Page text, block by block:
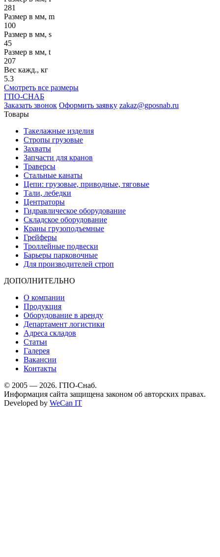
281
Размер в мм, m
100
Размер в мм, s
45
Размер в мм, t
207
Вес кажд., кг
5.3
Смотреть все размеры
ГПО-СНАБ
Заказать звонок Оформить заявку zakaz@gposnab.ru
Товары
Такелажные изделия
Стропы грузовые
Захваты
Запчасти для кранов
Траверсы
Стальные канаты
Цепи: грузовые, приводные, тяговые
Тали, лебедки
Центраторы
Гидравлическое оборудование
Складское оборудование
Краны грузоподъемные
Грейферы
Троллейные подвески
Барьеры парковочные
Для производителей строп
ДОПОЛНИТЕЛЬНО
О компании
Продукция
Оборудование в аренду
Департамент логистики
Адреса складов
Статьи
Галерея
Вакансии
Контакты
© 2005 — 2026. ГПО-Снаб.
Информация сайта защищена законом об авторских правах.
Developed by WeCan IT